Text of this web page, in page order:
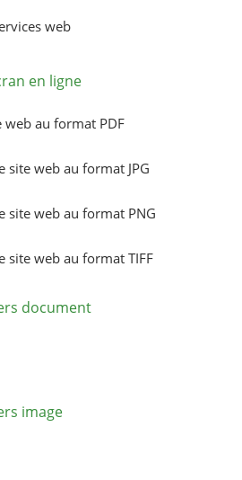
web
en ligne
web au format PDF
site web au format JPG
site web au format PNG
site web au format TIFF
document
image